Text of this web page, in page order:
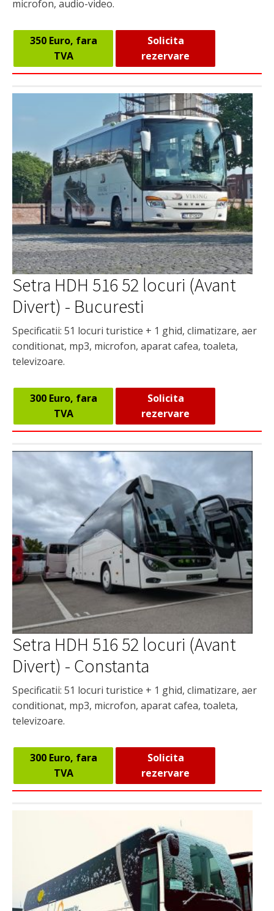
microfon, audio-video.
350 Euro, fara
TVA
Solicita
rezervare
Setra HDH 516 52 locuri (Avant
Divert) - Bucuresti
Specificatii: 51 locuri turistice + 1 ghid, climatizare, aer
conditionat, mp3, microfon, aparat cafea, toaleta,
televizoare.
300 Euro, fara
TVA
Solicita
rezervare
Setra HDH 516 52 locuri (Avant
Divert) - Constanta
Specificatii: 51 locuri turistice + 1 ghid, climatizare, aer
conditionat, mp3, microfon, aparat cafea, toaleta,
televizoare.
300 Euro, fara
TVA
Solicita
rezervare